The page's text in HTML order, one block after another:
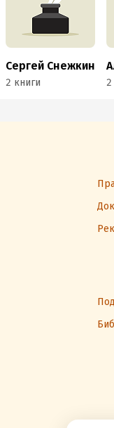
Сергей Снежкин
2 книги 2